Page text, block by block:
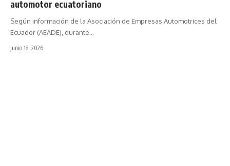
automotor ecuatoriano
Según información de la Asociación de Empresas Automotrices del
Ecuador (AEADE), durante…
junio 18, 2026